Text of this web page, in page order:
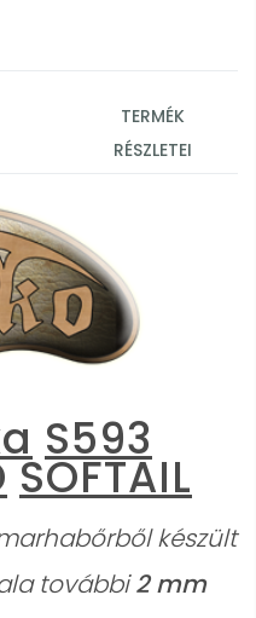
TERMÉK
RÉSZLETEI
S593
SOFTAIL
készült
további2 mm